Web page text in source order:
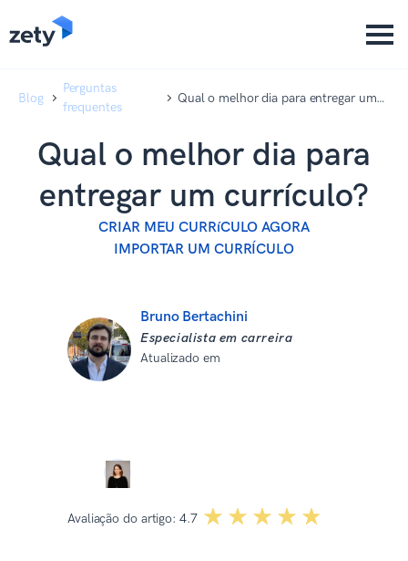
Blog
Perguntas
frequentes
Qual o melhor dia para entregar um
Qual o melhor dia para
entregar um currículo?
CRIAR MEU CURRíCULO AGORA
IMPORTAR UM CURRÍCULO
Bruno Bertachini
Especialista em carreira
Atualizado em
Avaliação do artigo: 4.7 ☆☆☆☆☆
★★★★★